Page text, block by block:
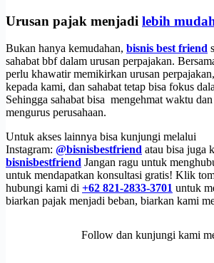
Urusan pajak menjadi lebih
Bukan hanya kemudahan, bisnis best friend
sahabat bbf dalam urusan perpajakan.
perlu khawatir memikirkan urusan
kepada kami, dan sahabat tetap bisa fokus
Sehingga sahabat bisa mengehmat waktu
mengurus perusahaan.
Untuk akses lainnya bisa kunjungi melalui
Instagram: @bisnisbestfriend atau bisa juga
bisnisbestfriend Jangan ragu untuk
untuk mendapatkan konsultasi gratis! Klik
hubungi kami di +62 821-2833-3701 untuk
biarkan pajak menjadi beban, biarkan kami
Follow dan kunjungi kami